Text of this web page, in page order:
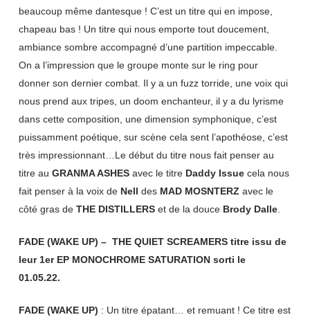
beaucoup même dantesque ! C’est un titre qui en impose,
chapeau bas ! Un titre qui nous emporte tout doucement,
ambiance sombre accompagné d’une partition impeccable.
On a l’impression que le groupe monte sur le ring pour
donner son dernier combat. Il y a un fuzz torride, une voix qui
nous prend aux tripes, un doom enchanteur, il y a du lyrisme
dans cette composition, une dimension symphonique, c’est
puissamment poétique, sur scène cela sent l’apothéose, c’est
très impressionnant…Le début du titre nous fait penser au
titre au GRANMA ASHESavec le titre Daddy Issuecela nous
fait penser à la voix de Nell des MAD MOSNTERZ avec le
côté gras de THE DISTILLERSet de la douce Brody Dalle.
FADE (WAKE UP) – THE QUIET SCREAMERS titre issu de
leur 1er EP MONOCHROME SATURATION sorti le
01.05.22.
FADE (WAKE UP) : Un titre épatant… et remuant ! Ce titre est